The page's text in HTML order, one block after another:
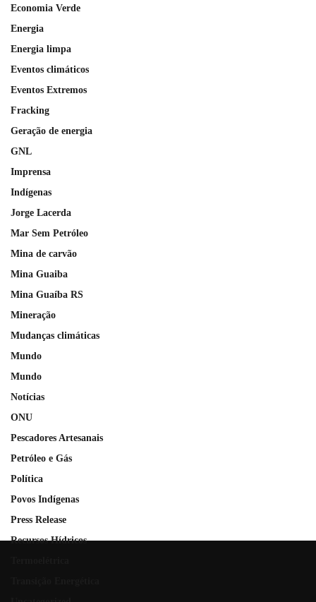
Economia Verde
Energia
Energia limpa
Eventos climáticos
Eventos Extremos
Fracking
Geração de energia
GNL
Imprensa
Indígenas
Jorge Lacerda
Mar Sem Petróleo
Mina de carvão
Mina Guaiba
Mina Guaíba RS
Mineração
Mudanças climáticas
Mundo
Mundo
Notícias
ONU
Pescadores Artesanais
Petróleo e Gás
Política
Povos Indígenas
Press Release
Recursos Hídricos